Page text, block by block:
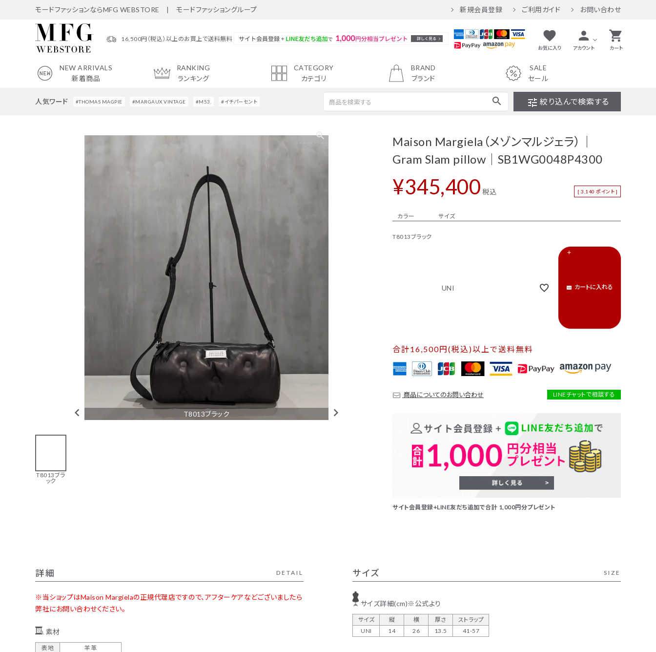
モードファッションならMFG WEBSTORE | モードファッショングループ 新規会員登録 ご利用ガイド お問い合わせ
16,500円（税込）以上のお買上で送料無料 favorite
お気に入り
person
アカウント
shopping_cart
カート
NEW ARRIVALS
新着商品
RANKING
ランキング
CATEGORY
カテゴリ
財布
BRAND
ブランド
SALE
セール
人気ワード #THOMAS MAGPIE #MARGAUX VINTAGE #M53. #イチパーセント search tune 絞り込んで検索する
CHECKED ITEM
SB1WG0048P43
ブランド一覧
スカート
シューズ 財布
アクセサリー
インフォメーション
T8013ブラック
T8013ブラ
ック
Maison Margiela（メゾンマルジェラ）｜
Gram Slam pillow｜SB1WG0048P4300
¥345,400 税込 [ 3,140 ポイント ]
カラー サイズ
T8013ブラック
UNI カートに入れる
合計16,500円(税込)以上で送料無料
商品についてのお問い合わせ LINEチャットで相談する
サイト会員登録+LINE友だち追加で合計 1,000円分プレゼント
詳細 DETAIL
※当ショップはMaison Margielaの正規代理店ですので、アフターケアなどございましたら
弊社にお問い合わせください。
素材
表地
羊革
サイズ SIZE
サイズ詳細(cm)※公式より
サイズ 縦 横 厚さ
ストラップ
UNI
14 26 13.5 41-57